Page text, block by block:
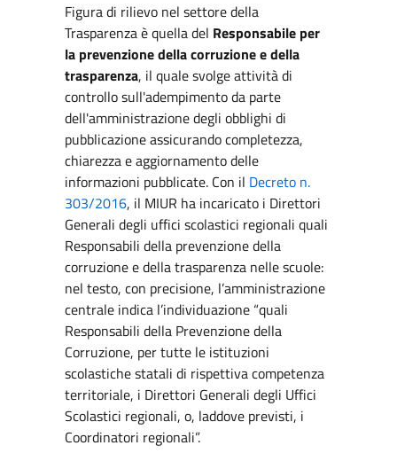
Figura di rilievo nel settore della
Trasparenza è quella del Responsabile per
la prevenzione della corruzione e della
trasparenza, il quale svolge attività di
controllo sull'adempimento da parte
dell'amministrazione degli obblighi di
pubblicazione assicurando completezza,
chiarezza e aggiornamento delle
informazioni pubblicate. Con il Decreto n.
303/2016, il MIUR ha incaricato i Direttori
Generali degli uffici scolastici regionali quali
Responsabili della prevenzione della
corruzione e della trasparenza nelle scuole:
nel testo, con precisione, l’amministrazione
centrale indica l’individuazione “quali
Responsabili della Prevenzione della
Corruzione, per tutte le istituzioni
scolastiche statali di rispettiva competenza
territoriale, i Direttori Generali degli Uffici
Scolastici regionali, o, laddove previsti, i
Coordinatori regionali”.